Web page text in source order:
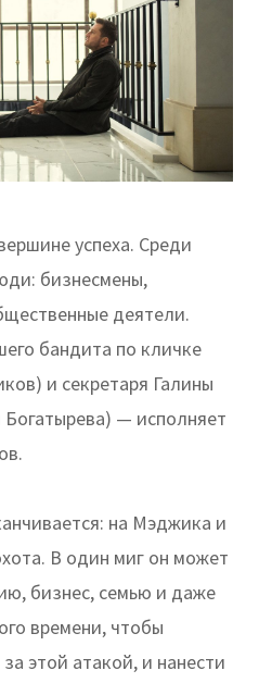
успеха. Среди
бизнесмены,
деятели.
бандита по кличке
и секретаря Галины
— исполняет
на Мэджика и
В один миг он может
бизнес, семью и даже
времени, чтобы
этой атакой, и нанести